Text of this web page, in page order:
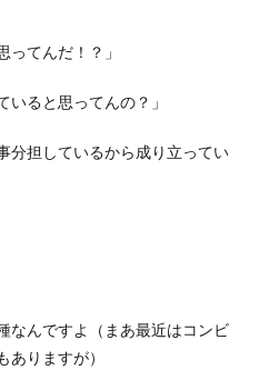
ってんだ！？」
いると思ってんの？」
分担しているから成り立ってい
なんですよ（まあ最近はコンビ
りますが）